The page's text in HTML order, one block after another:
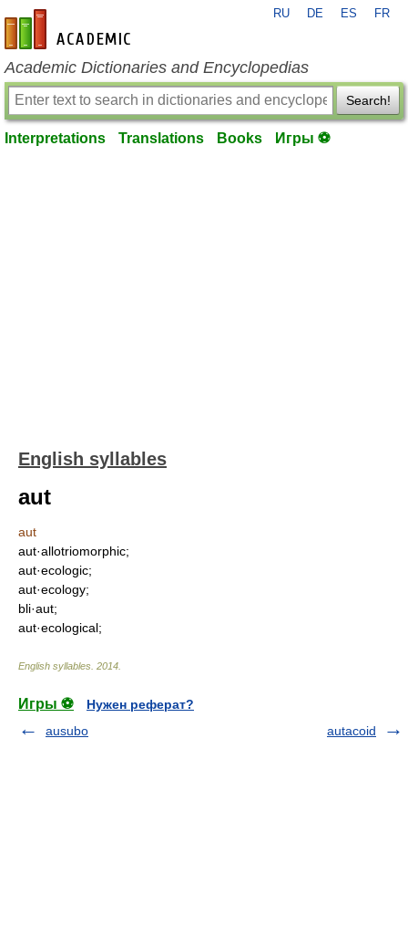
en-academic.com
RU DE ES FR
Academic Dictionaries and Encyclopedias
Search!
Interpretations Translations Books Игры ⚽
English syllables
aut
aut
aut·allotriomorphic;
aut·ecologic;
aut·ecology;
bli·aut;
aut·ecological;
English syllables 2014
Игры ⚽
Нужен реферат?
ausubo
autacoid